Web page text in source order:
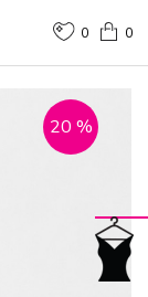
0
0
20 %